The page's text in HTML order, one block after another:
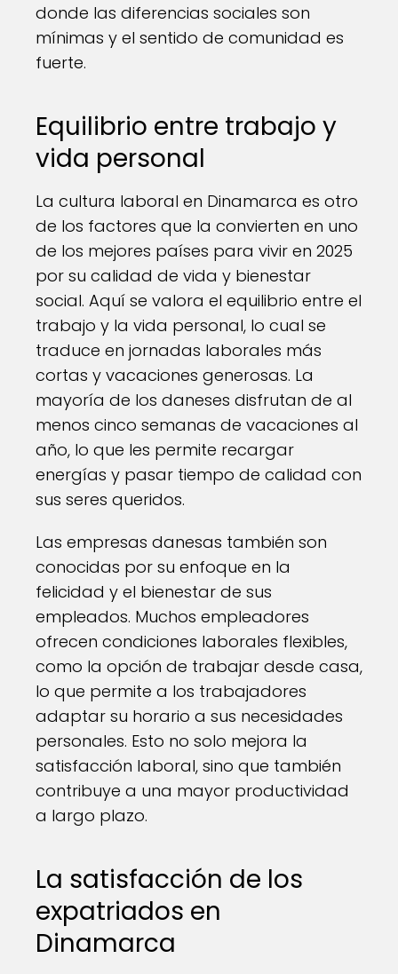
donde las diferencias sociales son
mínimas y el sentido de comunidad es
fuerte.
Equilibrio entre trabajo y
vida personal
La cultura laboral en Dinamarca es otro
de los factores que la convierten en uno
de los mejores países para vivir en 2025
por su calidad de vida y bienestar
social. Aquí se valora el equilibrio entre el
trabajo y la vida personal, lo cual se
traduce en jornadas laborales más
cortas y vacaciones generosas. La
mayoría de los daneses disfrutan de al
menos cinco semanas de vacaciones al
año, lo que les permite recargar
energías y pasar tiempo de calidad con
sus seres queridos.
Las empresas danesas también son
conocidas por su enfoque en la
felicidad y el bienestar de sus
empleados. Muchos empleadores
ofrecen condiciones laborales flexibles,
como la opción de trabajar desde casa,
lo que permite a los trabajadores
adaptar su horario a sus necesidades
personales. Esto no solo mejora la
satisfacción laboral, sino que también
contribuye a una mayor productividad
a largo plazo.
La satisfacción de los
expatriados en
Dinamarca